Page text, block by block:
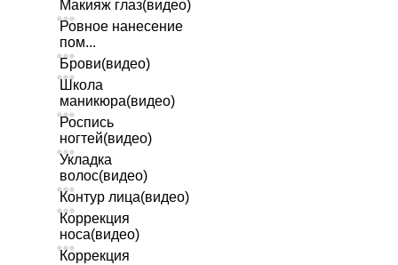
Макияж глаз(видео)
Ровное нанесение
пом...
Брови(видео)
Школа
маникюра(видео)
Роспись
ногтей(видео)
Укладка
волос(видео)
Контур лица(видео)
Коррекция
носа(видео)
Коррекция